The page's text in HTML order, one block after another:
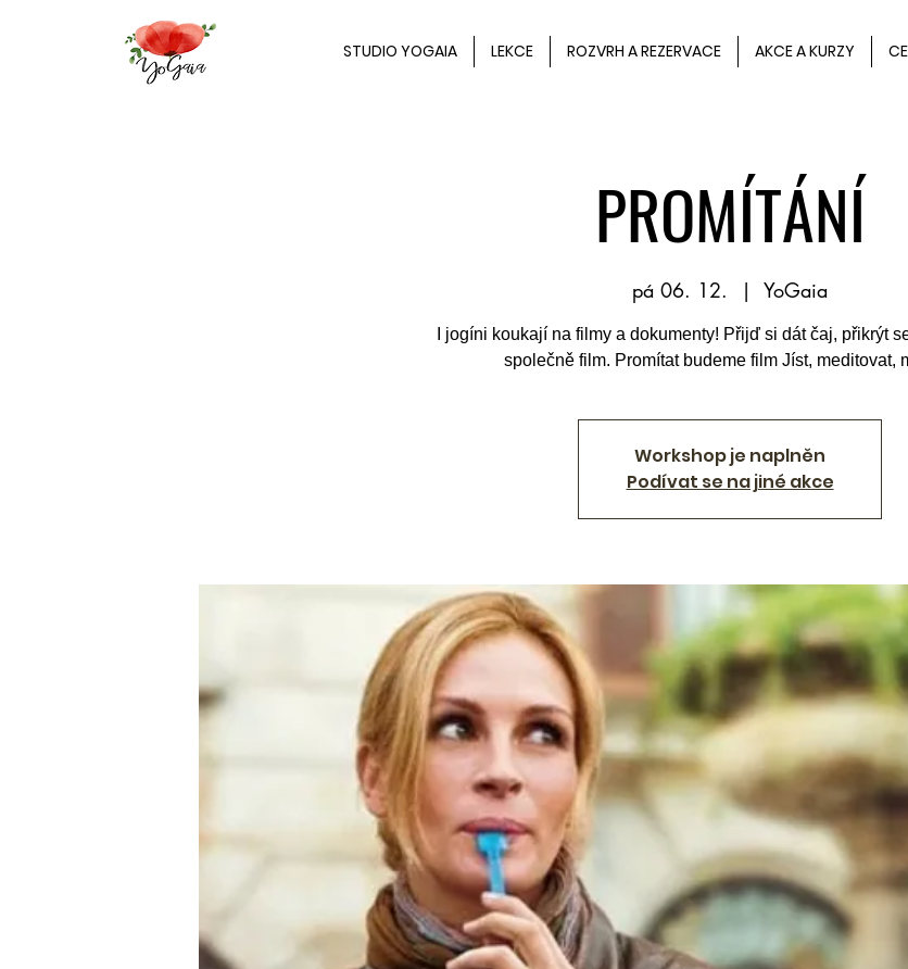
STUDIO YOGAIA LEKCE ROZVRH A REZERVACE AKCE A KURZY
PROMÍTÁNÍ
pá 06. 12.
  |
YoGaia
I jogíni koukají na filmy a dokumenty! Přijď si dát čaj, přikrýt
společně film. Promítat budeme film Jíst, meditovat,
Workshop je naplněn
Podívat se na jiné akce